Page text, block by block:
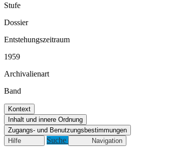
Stufe
Dossier
Entstehungszeitraum
1959
Archivalienart
Band
Kontext
Inhalt und innere Ordnung
Zugangs- und Benutzungsbestimmungen
Hilfe
Suche Navigation